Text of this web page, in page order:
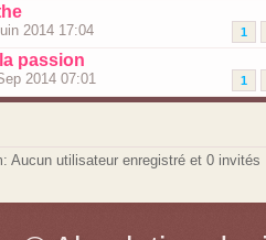
1
2014 17:04
passion
1
2014 07:01
Aucun utilisateur enregistré et 0 invités